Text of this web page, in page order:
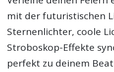
mit der futuristischen
Sternenlichter, coole
Stroboskop-Effekte
perfekt zu deinem